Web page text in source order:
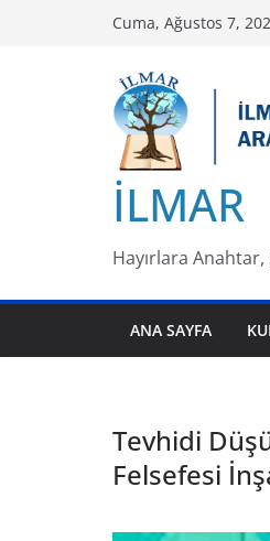
Cuma, Ağustos 7,
İLMAR
Hayırlara
ANA SAYFA
Tevhidi
Felsefesi